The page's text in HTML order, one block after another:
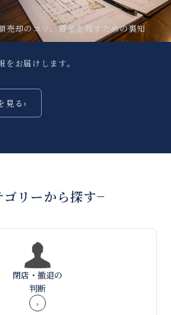
売却のコツ、資金を残すための裏知
お届けします。
見る ›
ゴリーから探す
閉店・撤退の
判断
›